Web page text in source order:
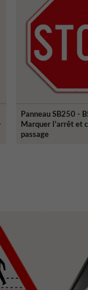
Panneau SB250 -
Marquer l'arrêt et
passage